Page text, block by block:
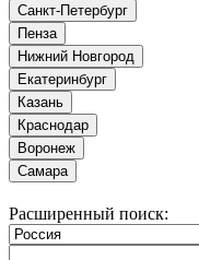
Санкт-Петербург
Пенза
Нижний Новгород
Екатеринбург
Казань
Краснодар
Воронеж
Самара
Расширенный поиск: